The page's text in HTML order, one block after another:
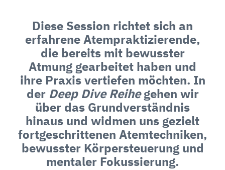
Diese Session richtet sich an
erfahrene Atempraktizierende,
die bereits mit bewusster
Atmung gearbeitet haben und
ihre Praxis vertiefen möchten. In
der Deep Dive Reihegehen wir
über das Grundverständnis
hinaus und widmen uns gezielt
fortgeschrittenen Atemtechniken,
bewusster Körpersteuerung und
mentaler Fokussierung.